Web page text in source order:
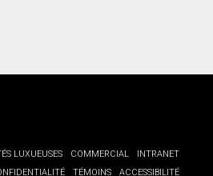
LUXUEUSES COMMERCIAL
INTRANET
TÉMOINS ACCESSIBILITÉ